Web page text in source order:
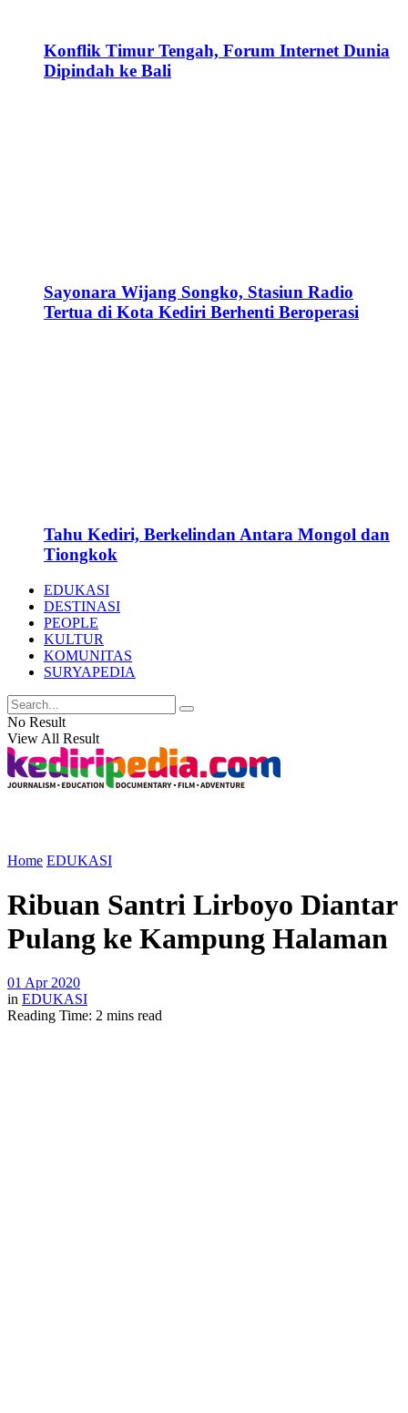
Konflik Timur Tengah, Forum Internet Dunia
Dipindah ke Bali
Sayonara Wijang Songko, Stasiun Radio
Tertua di Kota Kediri Berhenti Beroperasi
Tahu Kediri, Berkelindan Antara Mongol dan
Tiongkok
EDUKASI
DESTINASI
PEOPLE
KULTUR
KOMUNITAS
SURYAPEDIA
No Result
View All Result
Home EDUKASI
Ribuan Santri Lirboyo Diantar
Pulang ke Kampung Halaman
01 Apr 2020
in EDUKASI
Reading Time: 2 mins read